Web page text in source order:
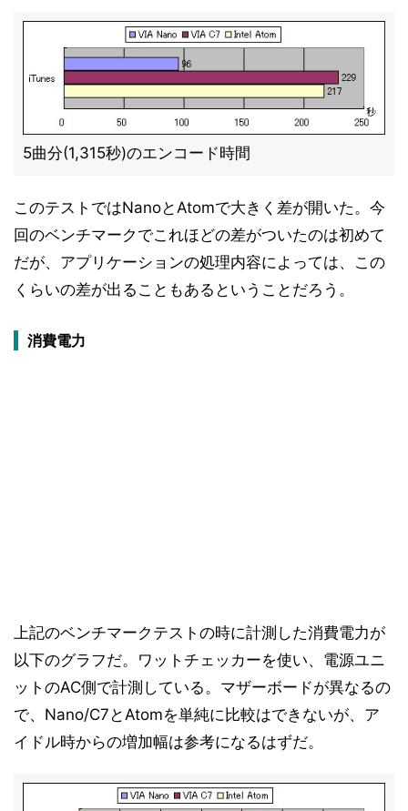
5曲分(1,315秒)のエンコード時間
このテストではNanoとAtomで大きく差が開いた。今
回のベンチマークでこれほどの差がついたのは初めて
だが、アプリケーションの処理内容によっては、この
くらいの差が出ることもあるということだろう。
消費電力
上記のベンチマークテストの時に計測した消費電力が
以下のグラフだ。ワットチェッカーを使い、電源ユニ
ットのAC側で計測している。マザーボードが異なるの
で、Nano/C7とAtomを単純に比較はできないが、ア
イドル時からの増加幅は参考になるはずだ。